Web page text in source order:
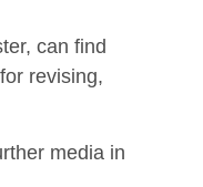
can find
revising,
media in